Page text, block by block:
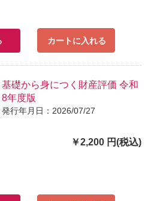
カートに入れる
基礎から身につく財産評価 令和
8年度版
発行年月日：2026/07/27
￥2,200 円(税込)